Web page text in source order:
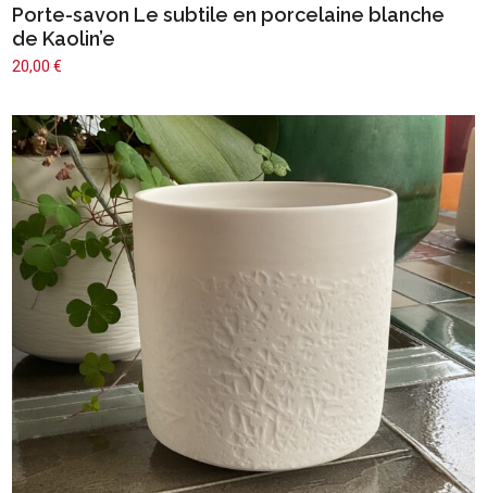
Porte-savon Le subtile en porcelaine blanche
de Kaolin’e
20,00€